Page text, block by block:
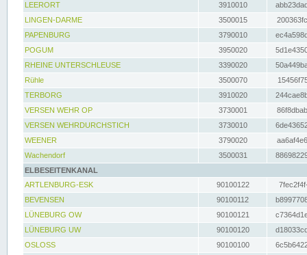
LEERORT
3910010
LINGEN-DARME
3500015
PAPENBURG
3790010
POGUM
3950020
RHEINE UNTERSCHLEUSE
3390020
Rühle
3500070
TERBORG
3910020
VERSEN WEHR OP
3730001
VERSEN WEHRDURCHSTICH
3730010
WEENER
3790020
Wachendorf
3500031
ELBESEITENKANAL
ARTLENBURG-ESK
90100122
BEVENSEN
90100112
LÜNEBURG OW
90100121
LÜNEBURG UW
90100120
OSLOSS
90100100